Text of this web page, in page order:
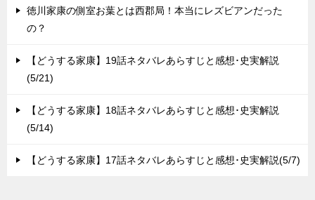
徳川家康の側室お葉とは西郡局！本当にレズビアンだった
の？
【どうする家康】19話ネタバレあらすじと感想･史実解説
(5/21)
【どうする家康】18話ネタバレあらすじと感想･史実解説
(5/14)
【どうする家康】17話ネタバレあらすじと感想･史実解説(5/7)